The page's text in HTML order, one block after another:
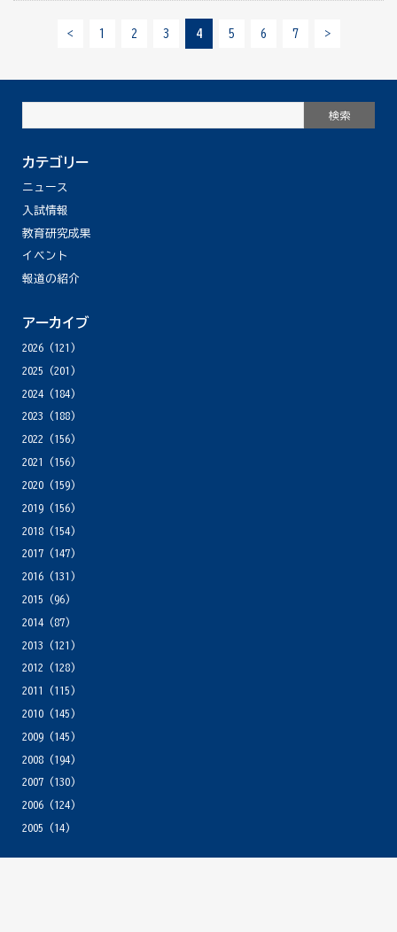
< 1 2 3 4 5 6 7 >
カテゴリー
ニュース
入試情報
教育研究成果
イベント
報道の紹介
アーカイブ
2026(121)
2025 (201)
2024(184)
2023 (188)
2022 (156)
2021
(156)
2020(159)
2019(156)
2018(154)
2017(147)
2016(131)
2015 (96)
2014(87)
2013 (121)
2012 (128)
2011
(115)
2010(145)
2009(145)
2008(194)
2007(130)
2006(124)
2005 (14)